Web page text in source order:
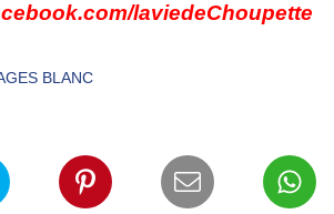
laviedeChoupette
BLANC